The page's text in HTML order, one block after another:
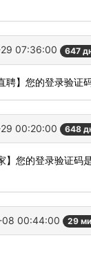
07:36:00 647
聘】您的登录验证
00:20:00 648
】您的登录验证
00:44:00 29